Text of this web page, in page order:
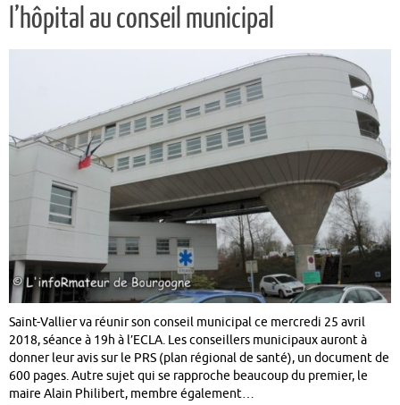
l’hôpital au conseil municipal
Saint-Vallier va réunir son conseil municipal ce mercredi 25 avril
2018, séance à 19h à l’ECLA. Les conseillers municipaux auront à
donner leur avis sur le PRS (plan régional de santé), un document de
600 pages. Autre sujet qui se rapproche beaucoup du premier, le
maire Alain Philibert, membre également…